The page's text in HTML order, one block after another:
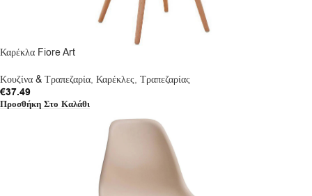
Καρέκλα Fiore Art
Κουζίνα & Τραπεζαρία, Καρέκλες, Τραπεζαρίας
€37.49
Προσθήκη Στο Καλάθι